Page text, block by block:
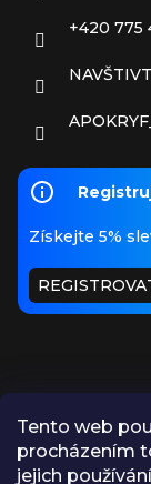
Tento web
procházením
jejich
+420 775
Získejte 5%
PŘIJÍMÁME